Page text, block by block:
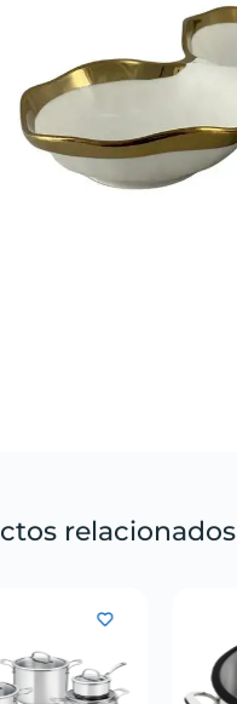
relacionados